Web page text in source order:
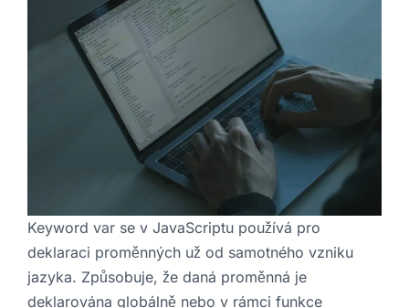
Keyword var se v JavaScriptu používá pro
deklaraci proměnných už od samotného vzniku
jazyka. Způsobuje, že daná proměnná je
deklarována globálně nebo v rámci funkce